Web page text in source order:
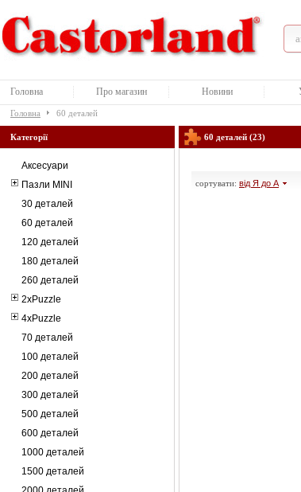
Головна Про магазин Новини
Головна 60 деталей
Категорії
Аксесуари
Пазли MINI
30 деталей
60 деталей
120 деталей
180 деталей
260 деталей
2xPuzzle
4xPuzzle
70 деталей
100 деталей
200 деталей
300 деталей
500 деталей
600 деталей
1000 деталей
1500 деталей
60 деталей (23)
сортувати: від Я до А